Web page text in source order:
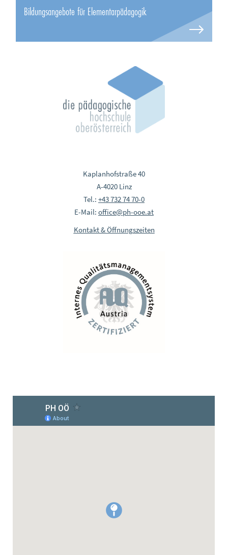
Bildungsangebote für Elementarpädagogik
Kaplanhofstraße 40
A-4020 Linz
Tel.: +43 732 74 70-0
E-Mail: office@ph-ooe.at
Kontakt & Öffnungszeiten